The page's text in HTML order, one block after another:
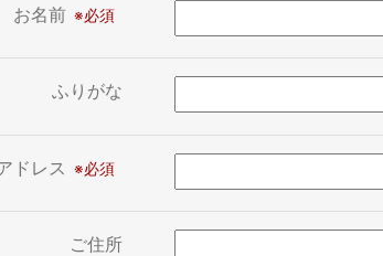
お名前
ふりがな
ドレス
ご住所